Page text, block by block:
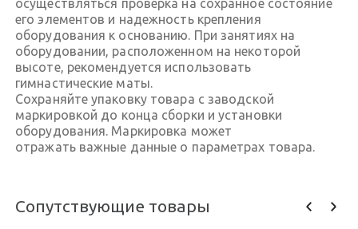
осуществляться проверка на сохранное состояние
его элементов и надежность крепления
оборудования к основанию. При занятиях на
оборудовании, расположенном на некоторой
высоте, рекомендуется использовать
гимнастические маты.
Сохраняйте упаковку товара с заводской
маркировкой до конца сборки и установки
оборудования. Маркировка может
отражать важные данные о параметрах товара.
Сопутствующие товары